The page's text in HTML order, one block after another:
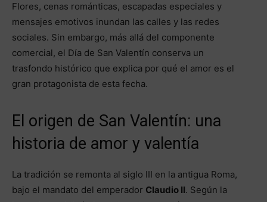
Flores, cenas románticas, escapadas especiales y
mensajes emotivos inundan las calles y las redes
sociales. Sin embargo, más allá del componente
comercial, el Día de San Valentín conserva un
trasfondo histórico que explica por qué el amor es el
gran protagonista de esta fecha.
El origen de San Valentín: una
historia de amor y valentía
La tradición se remonta al siglo III en la antigua Roma,
bajo el mandato del emperador Claudio II. Según la